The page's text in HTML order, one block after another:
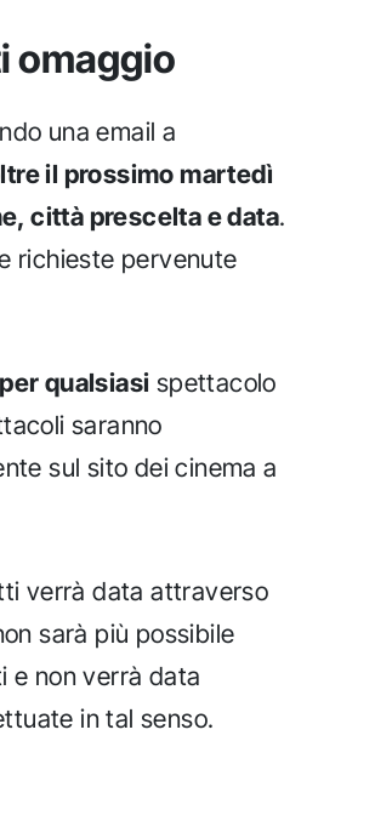
omaggio
una email a
il prossimo martedì
città prescelta e data.
richieste pervenute
qualsiasi spettacolo
saranno
sul sito dei cinema a
verrà data attraverso
sarà più possibile
e non verrà data
in tal senso.